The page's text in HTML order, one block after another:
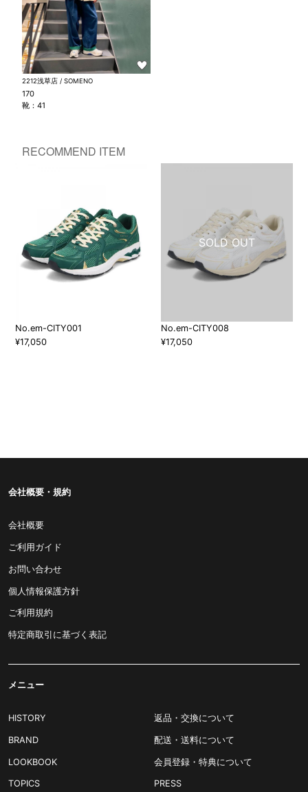
2212浅草店 / SOMENO
170
靴：41
RECOMMEND ITEM
No.em-CITY001
¥17,050
No.em-CITY008
¥17,050
会社概要・規約
会社概要
ご利用ガイド
お問い合わせ
個人情報保護方針
ご利用規約
特定商取引に基づく表記
メニュー
HISTORY
BRAND
LOOKBOOK
TOPICS
返品・交換について
配送・送料について
会員登録・特典について
PRESS